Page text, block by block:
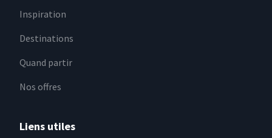
Inspiration
Destinations
Quand partir
Nos offres
Liens utiles